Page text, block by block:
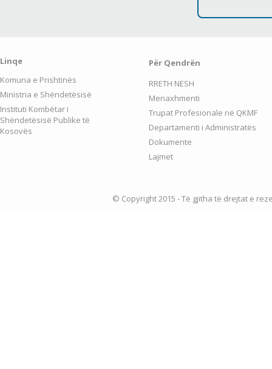
Linqe
Komuna e Prishtinës
Ministria e Shëndetësisë
Instituti Kombëtar i
Shëndetësisë Publike të
Kosovës
Për Qendrën
RRETH NESH
Menaxhmenti
Trupat Profesionale në QKMF
Departamenti i Administratës
Dokumente
Lajmet
© Copyright 2015 - Të gjitha të drejtat e